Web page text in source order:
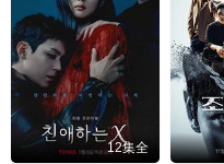
12集全